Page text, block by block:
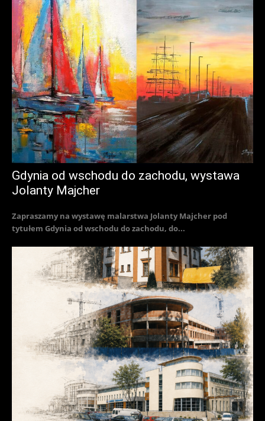
Gdynia od wschodu do zachodu, wystawa
Jolanty Majcher
Zapraszamy na wystawę malarstwa Jolanty Majcher pod
tytułem Gdynia od wschodu do zachodu, do...